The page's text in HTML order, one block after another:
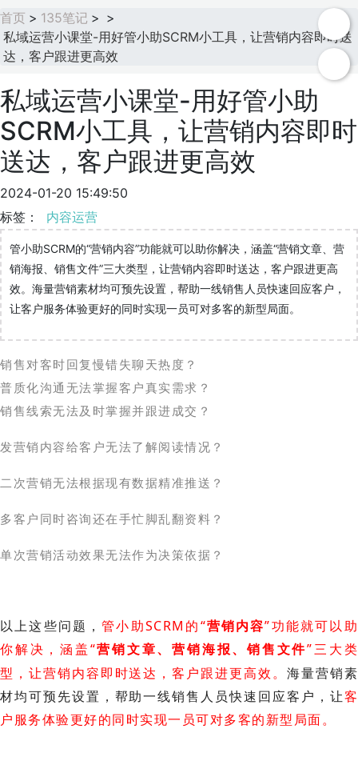
首页 > 135笔记 > >
私域运营小课堂-用好管小助SCRM小工具，让营销内容即时送
达，客户跟进更高效
私域运营小课堂-用好管小助
SCRM小工具，让营销内容即时
送达，客户跟进更高效
2024-01-20 15:49:50
标签： 内容运营
管小助SCRM的“营销内容”功能就可以助你解决，涵盖“营销文章、营
销海报、销售文件”三大类型，让营销内容即时送达，客户跟进更高
效。海量营销素材均可预先设置，帮助一线销售人员快速回应客户，
让客户服务体验更好的同时实现一员可对多客的新型局面。
销售对客时回复慢错失聊天热度？
普质化沟通无法掌握客户真实需求？
销售线索无法及时掌握并跟进成交？
发营销内容给客户无法了解阅读情况？
二次营销无法根据现有数据精准推送？
多客户同时咨询还在手忙脚乱翻资料？
单次营销活动效果无法作为决策依据？
以上这些问题，管小助SCRM的“营销内容”功能就可以助
你解决，涵盖“营销文章、营销海报、销售文件”三大类
型，让营销内容即时送达，客户跟进更高效。 海量营销素
材均可预先设置，帮助一线销售人员快速回应客户，让客
户服务体验更好的同时实现一员可对多客的新型局面。